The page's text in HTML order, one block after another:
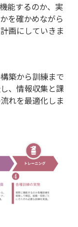
能するのか、実
を確かめながら
画にしていきま
築から訓練まで
、情報収集と課
れを最適化しま